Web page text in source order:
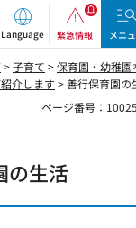
Language 緊急情報 メニ
>子育て >保育園・幼稚園
介します> 善行保育園の
ページ番号：10025
の生活